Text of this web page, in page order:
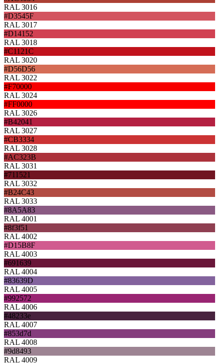
RAL 3016
#D3545F
RAL 3017
#D14152
RAL 3018
#C1121C
RAL 3020
#D56D56
RAL 3022
#F70000
RAL 3024
#FF0000
RAL 3026
#B42041
RAL 3027
#CB3334
RAL 3028
#AC323B
RAL 3031
#711521
RAL 3032
#B24C43
RAL 3033
#8A5A83
RAL 4001
#8f3f51
RAL 4002
#D15B8F
RAL 4003
#691639
RAL 4004
#83639D
RAL 4005
#992572
RAL 4006
#48233e
RAL 4007
#853d7d
RAL 4008
#9d8493
RAL 4009